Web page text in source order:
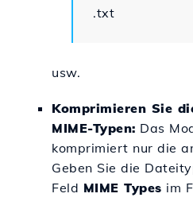
.txt
usw.
Komprimieren Sie
MIME-Typen: Das
komprimiert nur die
Geben Sie die
Feld MIME Types im